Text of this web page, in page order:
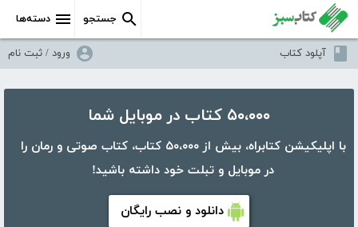
دسته‌ها جستجو
آپلود کتاب ورود / ثبت نام
۵۰،۰۰۰ کتاب در موبایل شما
با اپلیکیشن کتابراه، بیش از ۵۰،۰۰۰ کتاب، کتاب صوتی و رمان را
در موبایل و تبلت خود داشته باشید!
دانلود و نصب رایگان